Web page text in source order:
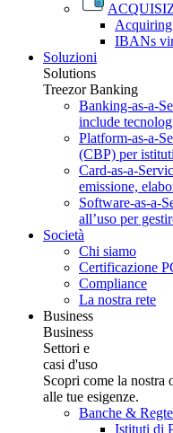
IBANs
Soluzioni
Solutions
Treezor Banking
Banking-as-a-
include
Platform-as-a-
(CBP) per
Card-as-a-
emissione,
Software-as-a-
all’uso per
Società
Chi siamo
Certificazione
Compliance
La nostra rete
Business
Business
Settori e
casi d'uso
Scopri come la nostra
alle tue esigenze.
Banche &
Istituti di